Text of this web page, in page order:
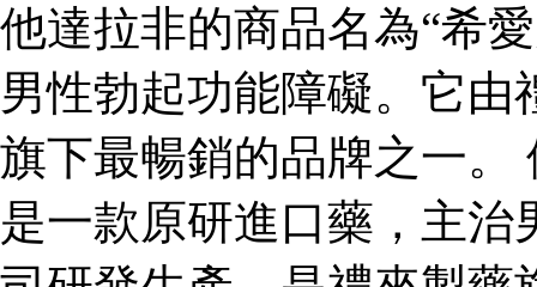
他達拉非的商品名為“希
男性勃起功能障礙。它
旗下最暢銷的品牌之一。
是一款原研進口藥，主